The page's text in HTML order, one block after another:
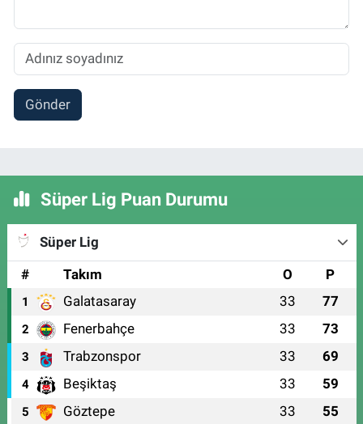
Gönder
Süper Lig Puan Durumu
Süper Lig
#
Takım O P
1 Galatasaray 33 77
2 Fenerbahçe 33 73
3 Trabzonspor 33 69
4 Beşiktaş 33 59
5 Göztepe 33 55